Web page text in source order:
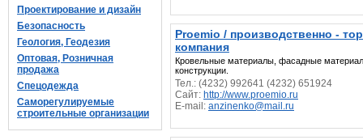
Проектирование и дизайн
Безопасность
Геология, Геодезия
Оптовая, Розничная
продажа
Спецодежда
Саморегулируемые
строительные организации
Proemio / производственно -
компания
Кровельные материалы, фасадные
конструкции.
Тел.: (4232) 992641 (4232) 651924
Сайт: http://www.proemio.ru
E-mail: anzinenko@mail.ru